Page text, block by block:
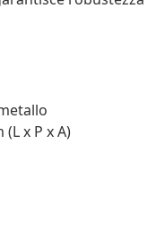
x P x A)